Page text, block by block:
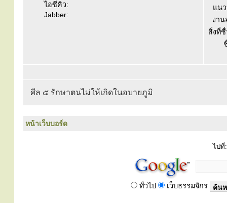
ไอซีคิว:
Jabber:
แน
งาน
สิ่งที่
ศีล ๕ รักษาตนไม่ให้เกิดในอบายภูมิ
หน้าเว็บบอร์ด
ไปที่:
ทั่วไป เว็บธรรมจักร